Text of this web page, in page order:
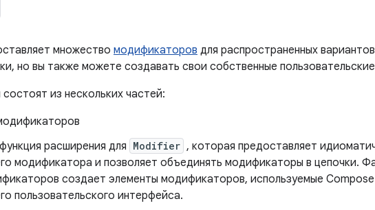
множество модификаторов для распространенных
но вы также можете создавать свои собственные
из нескольких частей:
расширения для Modifier , которая предоставляет
модификатора и позволяет объединять модификаторы в цепочки.
создает элементы модификаторов, используемые Compose
пользовательского интерфейса.